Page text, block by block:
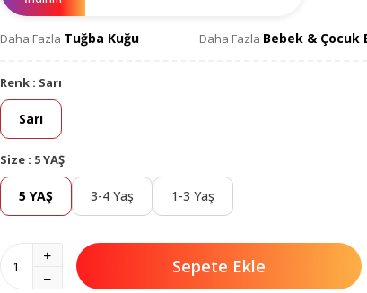
Daha Fazla Tuğba Kuğu Daha Fazla Bebek & Çocuk
Renk : Sarı
Sarı
Size : 5 YAŞ
5 YAŞ 3-4 Yaş 1-3 Yaş
Sepete Ekle